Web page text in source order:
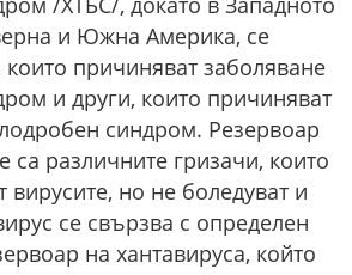
и Южна Америка, се
които причиняват заболяване
и други, които причиняват
синдром. Резервоар
са различните гризачи, които
вирусите, но не боледуват и
се свързва с определен
на хантавируса, който